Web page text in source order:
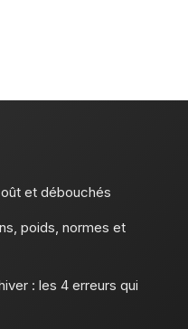
et débouchés
poids, normes et
: les 4 erreurs qui